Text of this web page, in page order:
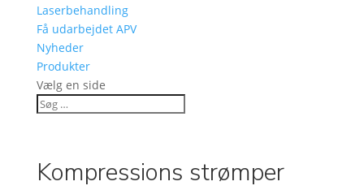
Laserbehandling
Få udarbejdet APV
Nyheder
Produkter
Vælg en side
Kompressions strømper